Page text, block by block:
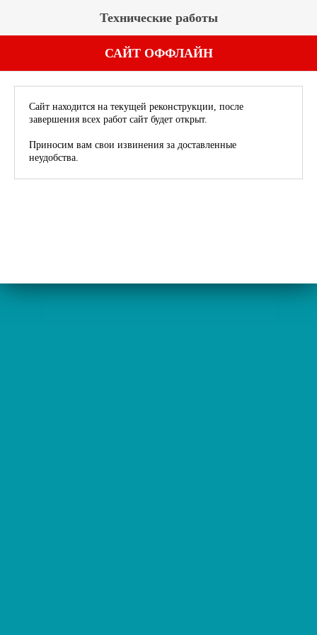
Технические работы
САЙТ ОФФЛАЙН
Сайт находится на текущей реконструкции, после
завершения всех работ сайт будет открыт.
Приносим вам свои извинения за доставленные
неудобства.